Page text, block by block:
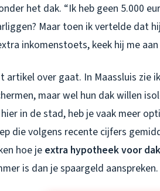
het dak. “Ik heb geen 5.000
Maar toen ik vertelde dat
inkomenstoets, keek hij me
artikel over gaat. In Maassluis zie
maar wel hun dak willen
in de stad, heb je vaak meer
die volgens recente cijfers
hoe je extra hypotheek voor
is dan je spaargeld aanspreken.